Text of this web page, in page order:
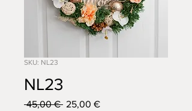
SKU: NL23
NL23
45,00 € Normálna
25,00 €Zľavnená